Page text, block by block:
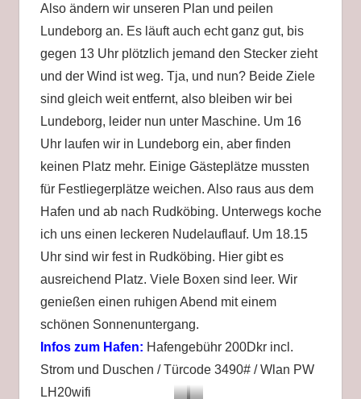
Also ändern wir unseren Plan und peilen
Lundeborg an. Es läuft auch echt ganz gut, bis
gegen 13 Uhr plötzlich jemand den Stecker zieht
und der Wind ist weg. Tja, und nun? Beide Ziele
sind gleich weit entfernt, also bleiben wir bei
Lundeborg, leider nun unter Maschine. Um 16
Uhr laufen wir in Lundeborg ein, aber finden
keinen Platz mehr. Einige Gästeplätze mussten
für Festliegerplätze weichen. Also raus aus dem
Hafen und ab nach Rudköbing. Unterwegs koche
ich uns einen leckeren Nudelauflauf. Um 18.15
Uhr sind wir fest in Rudköbing. Hier gibt es
ausreichend Platz. Viele Boxen sind leer. Wir
genießen einen ruhigen Abend mit einem
schönen Sonnenuntergang.
Infos zum Hafen: Hafengebühr 200Dkr incl.
Strom und Duschen / Türcode 3490# / Wlan PW
LH20wifi